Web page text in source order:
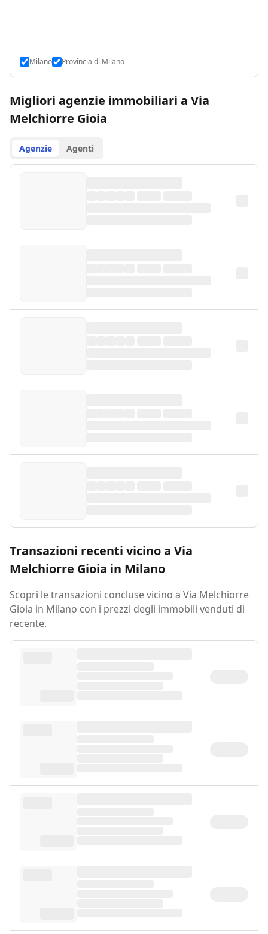
Milano Provincia di Milano
Migliori agenzie immobiliari a Via
Melchiorre Gioia
Agenzie Agenti
Transazioni recenti vicino a Via
Melchiorre Gioia in Milano
Scopri le transazioni concluse vicino a Via Melchiorre
Gioia in Milano con i prezzi degli immobili venduti di
recente.